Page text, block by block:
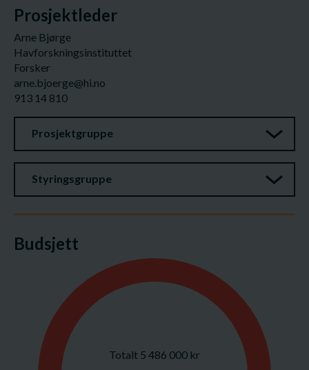
Prosjektleder
Arne Bjørge
Havforskningsinstituttet
Forsker
arne.bjoerge@hi.no
913 14 810
Prosjektgruppe
Styringsgruppe
Budsjett
Totalt 5 486 000 kr